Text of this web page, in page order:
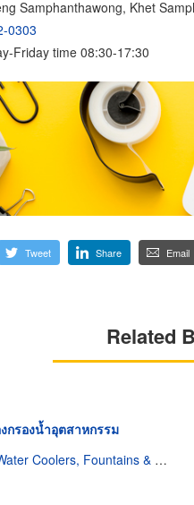
Samphanthawong, Khet
0303
Friday time 08:30-17:30
Tweet Share Email
Related
กรองน้ำอุตสาหกรรม
Coolers, Fountains & Filters